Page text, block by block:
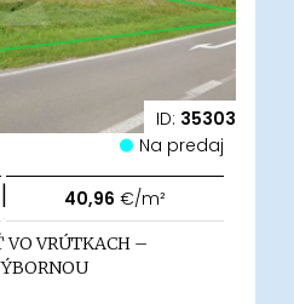
ID: 35303
Na predaj
| 40,96 €/m²
VO VRÚTKACH –